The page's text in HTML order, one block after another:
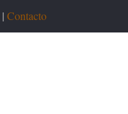
| Contacto